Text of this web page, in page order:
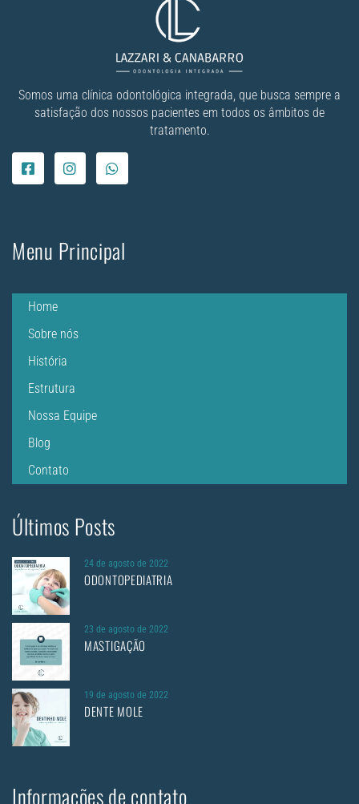
Somos uma clínica odontológica integrada, que busca sempre a
satisfação dos nossos pacientes em todos os âmbitos de
tratamento.
Menu Principal
Home
Sobre nós
História
Estrutura
Nossa Equipe
Blog
Contato
Últimos Posts
24 de agosto de 2022
ODONTOPEDIATRIA
23 de agosto de 2022
MASTIGAÇÃO
19 de agosto de 2022
DENTE MOLE
Informações de contato